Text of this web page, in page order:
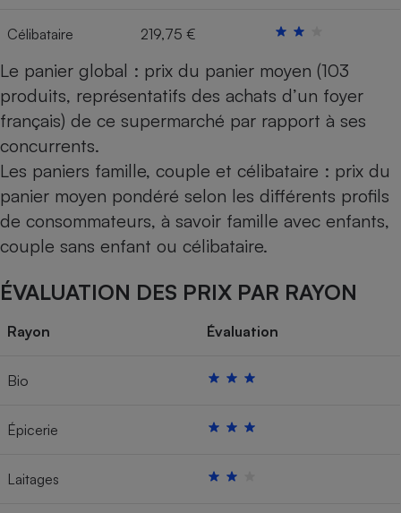
Célibataire 219,75 €
Le panier global : prix du panier moyen (103
produits, représentatifs des achats d’un foyer
français) de ce supermarché par rapport à ses
concurrents.
Les paniers famille, couple et célibataire : prix du
panier moyen pondéré selon les différents profils
de consommateurs, à savoir famille avec enfants,
couple sans enfant ou célibataire.
ÉVALUATION DES PRIX PAR RAYON
Rayon Évaluation
Bio
Épicerie
Laitages